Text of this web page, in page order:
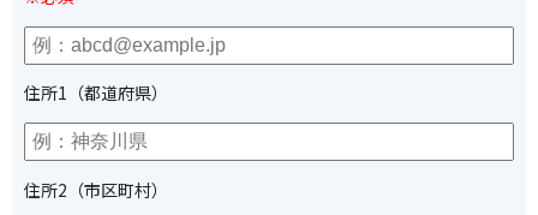
住所1（都道府県）
住所2（市区町村）